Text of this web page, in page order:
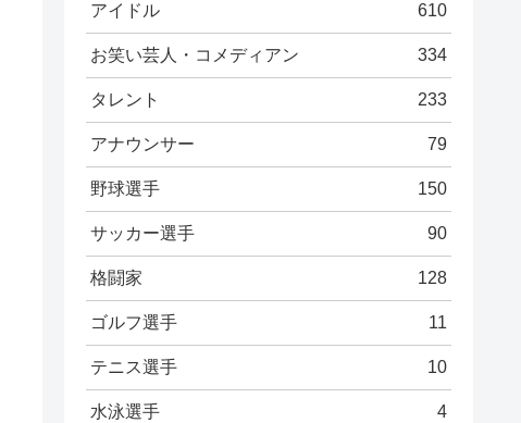
アイドル 610
お笑い芸人・コメディアン 334
タレント 233
アナウンサー 79
野球選手 150
サッカー選手 90
格闘家 128
ゴルフ選手 11
テニス選手 10
水泳選手 4